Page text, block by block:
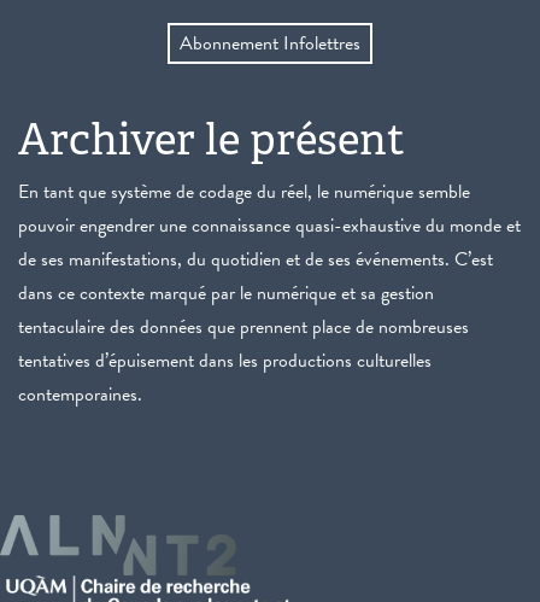
Abonnement Infolettres
Archiver le présent
En tant que système de codage du réel, le numérique semble
pouvoir engendrer une connaissance quasi-exhaustive du monde et
de ses manifestations, du quotidien et de ses événements. C’est
dans ce contexte marqué par le numérique et sa gestion
tentaculaire des données que prennent place de nombreuses
tentatives d’épuisement dans les productions culturelles
contemporaines.